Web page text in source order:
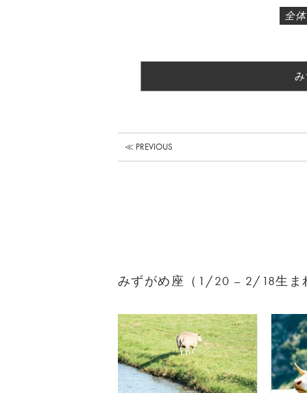
全
≪ PREVIOUS
みずがめ座（1/20 – 2/18生ま